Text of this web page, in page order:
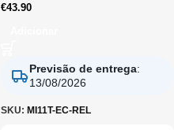
€43.90
Previsão de entrega:
13/08/2026
SKU: MI11T-EC-REL